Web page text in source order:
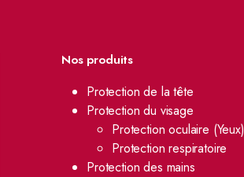
Nos produits
Protection de la tête
Protection du visage
Protection oculaire (Yeux)
Protection respiratoire
Protection des mains